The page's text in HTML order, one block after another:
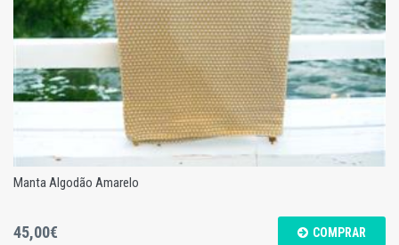
Manta Algodão Amarelo
45,00€ COMPRAR